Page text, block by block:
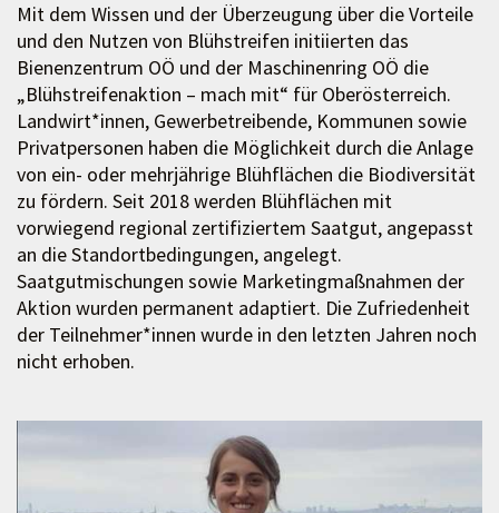
Mit dem Wissen und der Überzeugung über die Vorteile
und den Nutzen von Blühstreifen initiierten das
Bienenzentrum OÖ und der Maschinenring OÖ die
„Blühstreifenaktion – mach mit“ für Oberösterreich.
Landwirt*innen, Gewerbetreibende, Kommunen sowie
Privatpersonen haben die Möglichkeit durch die Anlage
von ein- oder mehrjährige Blühflächen die Biodiversität
zu fördern. Seit 2018 werden Blühflächen mit
vorwiegend regional zertifiziertem Saatgut, angepasst
an die Standortbedingungen, angelegt.
Saatgutmischungen sowie Marketingmaßnahmen der
Aktion wurden permanent adaptiert. Die Zufriedenheit
der Teilnehmer*innen wurde in den letzten Jahren noch
nicht erhoben.